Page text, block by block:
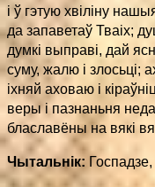
і ў гэтую хвіліну
да запаветаў Тваіх;
думкі выправі, дай
суму, жалю і злосьці;
іхняй аховаю і
веры і пазнаньня
блаславёны на вякі
Чытальнік: